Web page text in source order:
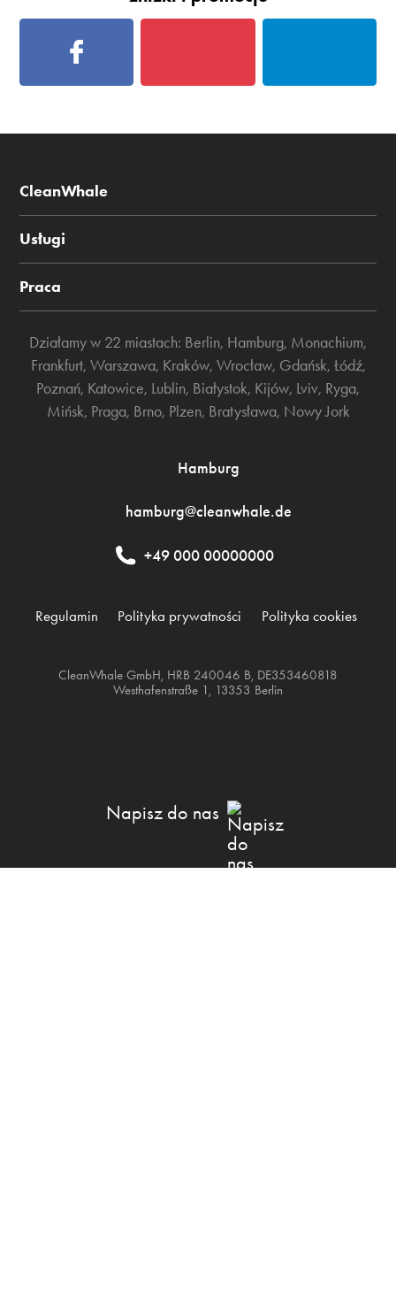
CleanWhale
Usługi
Praca
Działamy w 22 miastach: Berlin, Hamburg, Monachium,
Frankfurt, Warszawa, Kraków, Wrocław, Gdańsk, Łódź,
Poznań, Katowice, Lublin, Białystok, Kijów, Lviv, Ryga,
Mińsk, Praga, Brno, Plzen, Bratysława, Nowy Jork
Hamburg
hamburg@cleanwhale.de
+49 000 00000000
Regulamin Polityka prywatności Polityka cookies
CleanWhale GmbH, HRB 240046 B, DE353460818
Westhafenstraße 1, 13353 Berlin
Napisz do nas